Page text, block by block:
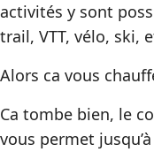
activités y sont
trail, VTT, vélo, ski,
Alors ca vous
Ca tombe bien, le
vous permet